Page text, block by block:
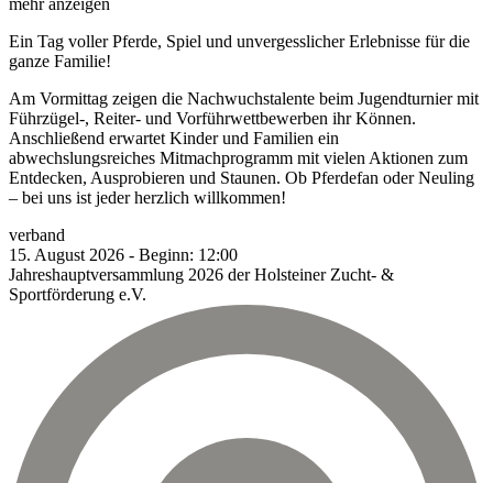
mehr anzeigen
Ein Tag voller Pferde, Spiel und unvergesslicher Erlebnisse für die
ganze Familie!
Am Vormittag zeigen die Nachwuchstalente beim Jugendturnier mit
Führzügel-, Reiter- und Vorführwettbewerben ihr Können.
Anschließend erwartet Kinder und Familien ein
abwechslungsreiches Mitmachprogramm mit vielen Aktionen zum
Entdecken, Ausprobieren und Staunen. Ob Pferdefan oder Neuling
– bei uns ist jeder herzlich willkommen!
verband
15. August 2026 - Beginn: 12:00
Jahreshauptversammlung 2026 der Holsteiner Zucht- &
Sportförderung e.V.